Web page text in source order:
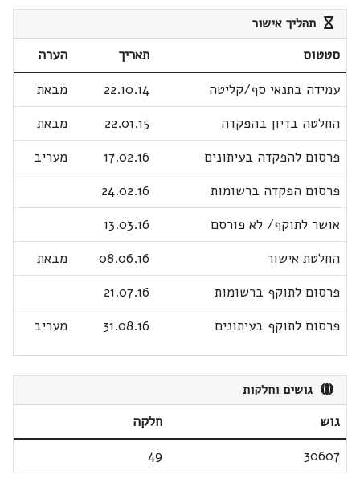
תהליך אישור
סטטוס תאריך
הערה
עמידה בתנאי סף/קליטה
22.10.14
מבאת
החלטה בדיון בהפקדה
22.01.15
מבאת
פרסום להפקדה בעיתונים
17.02.16
מעריב
פרסום הפקדה ברשומות
24.02.16
אושר לתוקף/ לא פורסם
13.03.16
החלטת אישור
08.06.16
מבאת
פרסום לתוקף ברשומות
21.07.16
פרסום לתוקף בעיתונים
31.08.16 מעריב
גושים וחלקות
גוש
חלקה
30607
49